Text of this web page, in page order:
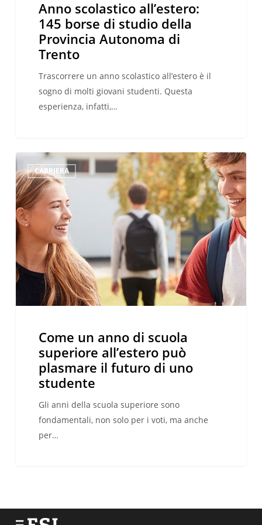
Anno scolastico all’estero:
145 borse di studio della
Provincia Autonoma di
Trento
Trascorrere un anno scolastico all’estero è il
sogno di molti giovani studenti. Questa
esperienza, infatti,…
Come
un
anno
di
scuola
superiore
all’estero
può
plasmare
studente
CARRIERA
Come un anno di scuola
superiore all’estero può
plasmare il futuro di uno
studente
Gli anni della scuola superiore sono
fondamentali, non solo per i voti, ma anche
per…